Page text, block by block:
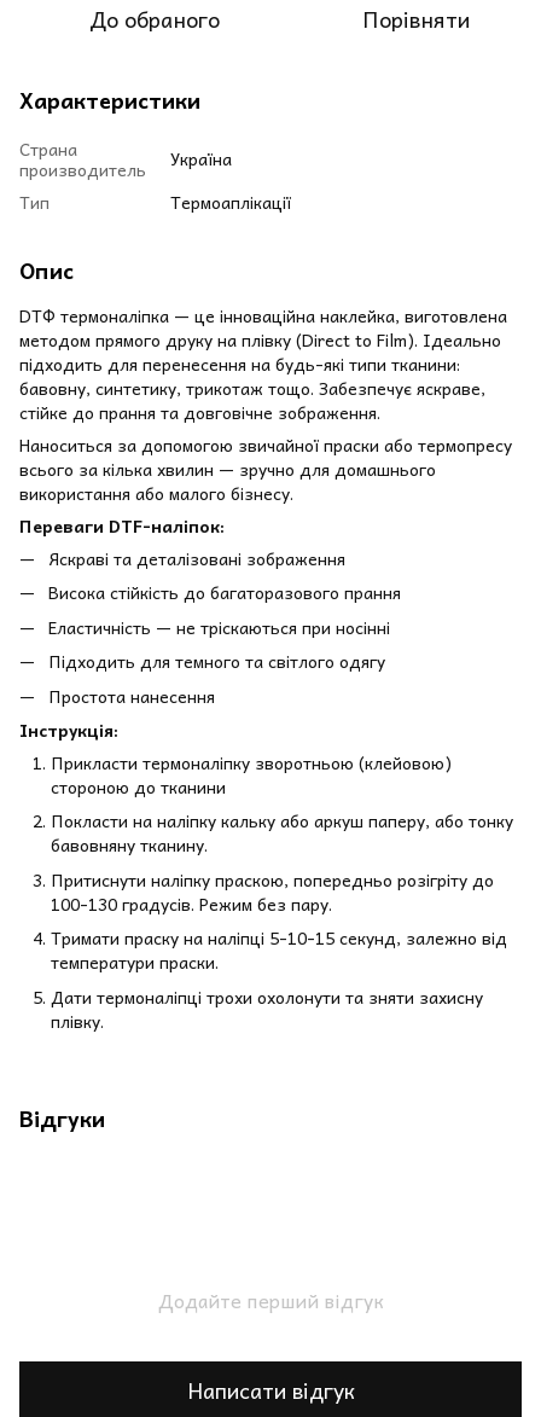
До обраного Порівняти
Характеристики
Страна
производитель
Україна
Тип
Термоаплікації
Опис
DТФ термоналіпка — це інноваційна наклейка, виготовлена
методом прямого друку на плівку (Direct to Film). Ідеально
підходить для перенесення на будь-які типи тканини:
бавовну, синтетику, трикотаж тощо. Забезпечує яскраве,
стійке до прання та довговічне зображення.
Наноситься за допомогою звичайної праски або термопресу
всього за кілька хвилин — зручно для домашнього
використання або малого бізнесу.
Переваги DTF-наліпок:
Яскраві та деталізовані зображення
Висока стійкість до багаторазового прання
Еластичність — не тріскаються при носінні
Підходить для темного та світлого одягу
Простота нанесення
Інструкція:
Прикласти термоналіпку зворотньою (клейовою)
стороною до тканини
Покласти на наліпку кальку або аркуш паперу, або тонку
бавовняну тканину.
Притиснути наліпку праскою, попередньо розігріту до
100-130 градусів. Режим без пару.
Тримати праску на наліпці 5-10-15 секунд, залежно від
температури праски.
Дати термоналіпці трохи охолонути та зняти захисну
плівку.
Відгуки
Додайте перший відгук
Написати відгук